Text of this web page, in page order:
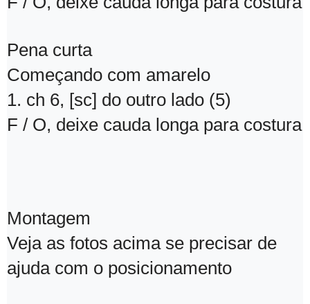
Pena curta
Começando com amarelo
1. ch 6, [sc] do outro lado (5)
F / O, deixe cauda longa para costura
Montagem
Veja as fotos acima se precisar de
ajuda com o posicionamento